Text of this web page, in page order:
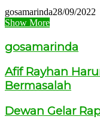
gosamarinda28/09/2022
Show More
gosamarinda
Afif Rayhan
Bermasalah
Dewan Gelar